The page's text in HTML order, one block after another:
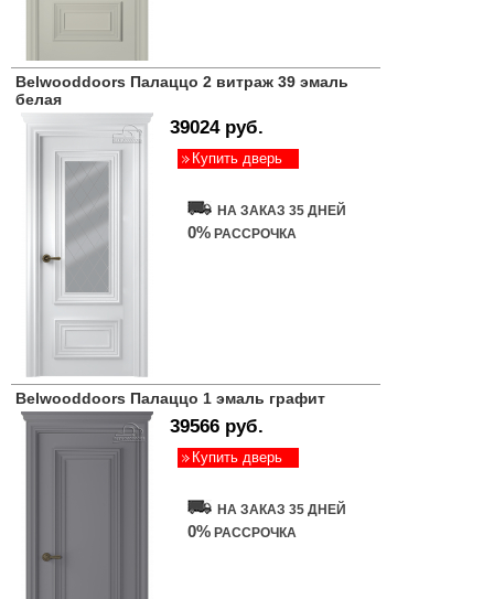
Belwooddoors Палаццо 2 витраж 39 эмаль
белая
39024 руб.
Купить дверь
НА ЗАКАЗ 35 ДНЕЙ
0% РАССРОЧКА
Belwooddoors Палаццо 1 эмаль графит
39566 руб.
Купить дверь
НА ЗАКАЗ 35 ДНЕЙ
0% РАССРОЧКА